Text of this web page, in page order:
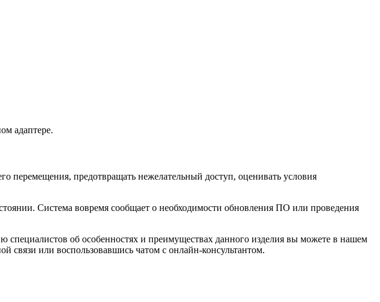
адаптере.
перемещения, предотвращать нежелательный доступ, оценивать условия
Система вовремя сообщает о необходимости обновления ПО или проведения
специалистов об особенностях и преимуществах данного изделия вы можете в нашем
связи или воспользовавшись чатом с онлайн-консультантом.